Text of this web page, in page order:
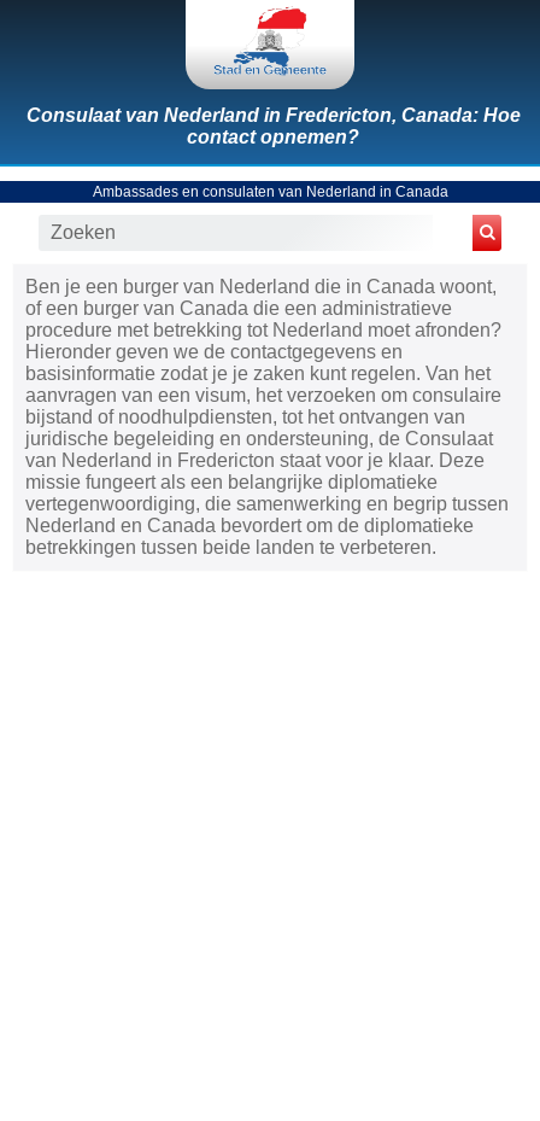
Consulaat van Nederland in Fredericton, Canada: Hoe
contact opnemen?
Ambassades en consulaten van Nederland in Canada
Ben je een burger van Nederland die in Canada woont,
of een burger van Canada die een administratieve
procedure met betrekking tot Nederland moet afronden?
Hieronder geven we de contactgegevens en
basisinformatie zodat je je zaken kunt regelen. Van het
aanvragen van een visum, het verzoeken om consulaire
bijstand of noodhulpdiensten, tot het ontvangen van
juridische begeleiding en ondersteuning, de Consulaat
van Nederland in Fredericton staat voor je klaar. Deze
missie fungeert als een belangrijke diplomatieke
vertegenwoordiging, die samenwerking en begrip tussen
Nederland en Canada bevordert om de diplomatieke
betrekkingen tussen beide landen te verbeteren.